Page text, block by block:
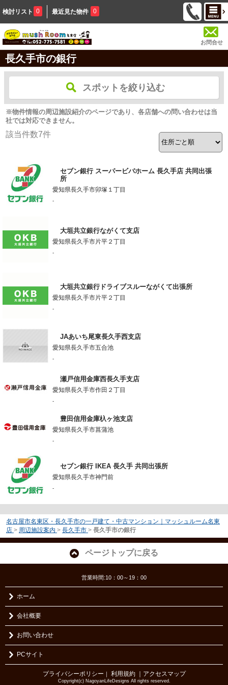
検討リスト 0 最近見た物件 0
お問合せ
長久手市の銀行
スポットを絞り込む
※物件情報の周辺施設紹介のページであり、各店舗への問い合わせは当
社では対応できません。
該当件数7件
セブン銀行 スーパービバホーム 長久手店 共同出張
所
愛知県長久手市卯塚１丁目
-
大垣共立銀行ながくて支店
愛知県長久手市片平２丁目
-
大垣共立銀行ドライブスルーながくて出張所
愛知県長久手市片平２丁目
-
JAあいち尾東長久手西支店
愛知県長久手市五合池
-
瀬戸信用金庫西長久手支店
愛知県長久手市作田２丁目
-
豊田信用金庫杁ヶ池支店
愛知県長久手市菖蒲池
-
セブン銀行 IKEA 長久手 共同出張所
愛知県長久手市神門前
-
名古屋市名東区・長久手市の一戸建て・中古マンション｜マッシュルーム名東
店 > 周辺施設案内 > 長久手市 > 長久手市の銀行
ページトップに戻る
営業時間:10：00～19：00
ホーム
会社概要
お問い合わせ
PCサイト
プライバシーポリシー ｜ 利用規約 ｜アクセスマップ
Copyright(c) NagoyanLifeDesigns All rights reserved.